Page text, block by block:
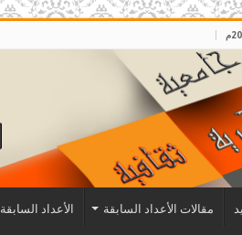
مقالات الأعداد السابقة الأعداد السابقة